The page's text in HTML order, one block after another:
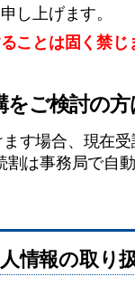
し上げます。
ことは固く禁じ
をご検討の
す場合、現在
は事務局で自
情報の取り